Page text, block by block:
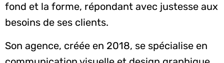
fond et la forme, répondant avec justesse aux
besoins de ses clients.
Son agence, créée en 2018, se spécialise en